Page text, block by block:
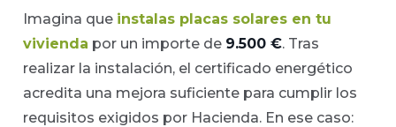
Imagina que instalas placas solares en tu
vivienda por un importe de 9.500 €. Tras
realizar la instalación, el certificado energético
acredita una mejora suficiente para cumplir los
requisitos exigidos por Hacienda. En ese caso: